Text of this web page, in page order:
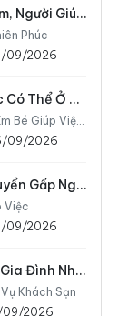
Cần Tuyển Nhanh Người Làm, Người Giúp Việc Cho Gia Đình
Phúc
09/2026
Em Cần Tìm Người Giúp Việc Có Thể Ở Lại Nhà Luôn
09/2026
Hiện Nay Mình Đang Cần Tuyển Gấp Người Giúp Việc Cho Gia Đình
Việc
09/2026
Tuyển Người Giúp Việc Cho Gia Đình Nhà Mình Gấp
Khách Sạn
09/2026